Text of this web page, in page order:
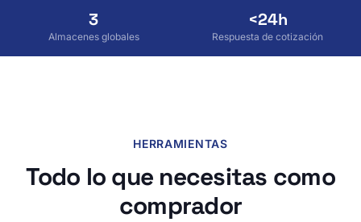
3
Almacenes globales
<24h
Respuesta de cotización
HERRAMIENTAS
Todo lo que necesitas como
comprador